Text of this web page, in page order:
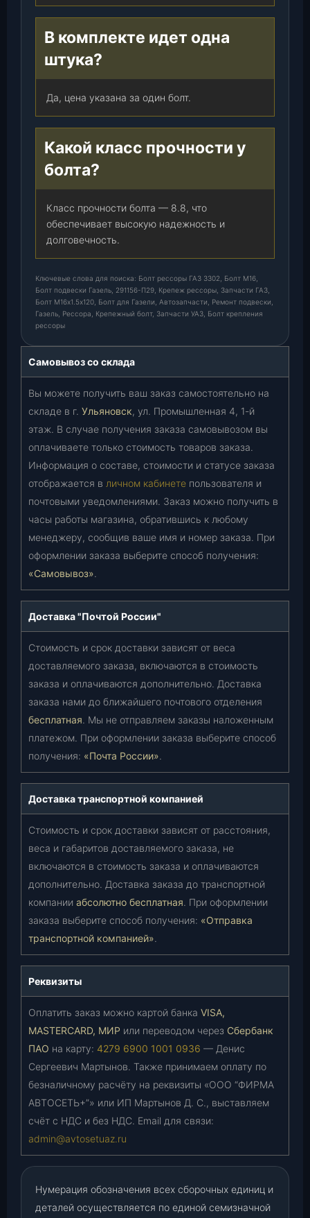
В комплекте идет одна
штука?
Да, цена указана за один болт.
Какой класс прочности у
болта?
Класс прочности болта — 8.8, что
обеспечивает высокую надежность и
долговечность.
Ключевые слова для поиска: Болт рессоры ГАЗ 3302, Болт М16,
Болт подвески Газель, 291156-П29, Крепеж рессоры, Запчасти ГАЗ,
Болт М16х1.5х120, Болт для Газели, Автозапчасти, Ремонт подвески,
Газель, Рессора, Крепежный болт, Запчасти УАЗ, Болт крепления
рессоры
Самовывоз со склада
Вы можете получить ваш заказ самостоятельно на
складе в г. Ульяновск, ул. Промышленная 4, 1-й
этаж. В случае получения заказа самовывозом вы
оплачиваете только стоимость товаров заказа.
Информация о составе, стоимости и статусе заказа
отображается в личном кабинете пользователя и
почтовыми уведомлениями. Заказ можно получить в
часы работы магазина, обратившись к любому
менеджеру, сообщив ваше имя и номер заказа. При
оформлении заказа выберите способ получения:
«Самовывоз».
Доставка "Почтой России"
Стоимость и срок доставки зависят от веса
доставляемого заказа, включаются в стоимость
заказа и оплачиваются дополнительно. Доставка
заказа нами до ближайшего почтового отделения
бесплатная. Мы не отправляем заказы наложенным
платежом. При оформлении заказа выберите способ
получения: «Почта России».
Доставка транспортной компанией
Стоимость и срок доставки зависят от расстояния,
веса и габаритов доставляемого заказа, не
включаются в стоимость заказа и оплачиваются
дополнительно. Доставка заказа до транспортной
компании абсолютно бесплатная. При оформлении
заказа выберите способ получения: «Отправка
транспортной компанией».
Реквизиты
Оплатить заказ можно картой банка VISA,
MASTERCARD, МИР или переводом через Сбербанк
ПАО на карту: 4279 6900 1001 0936 — Денис
Сергеевич Мартынов. Также принимаем оплату по
безналичному расчёту на реквизиты «ООО “ФИРМА
АВТОСЕТЬ+”» или ИП Мартынов Д. С., выставляем
счёт с НДС и без НДС. Email для связи:
admin@avtosetuaz.ru
Нумерация обозначения всех сборочных единиц и
деталей осуществляется по единой семизначной